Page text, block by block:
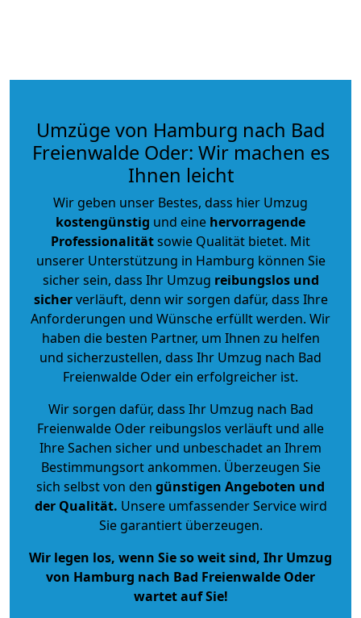
Umzüge von Hamburg nach Bad
Freienwalde Oder: Wir machen es
Ihnen leicht
Wir geben unser Bestes, dass hier Umzug
kostengünstig und eine hervorragende
Professionalitätsowie Qualität bietet. Mit
unserer Unterstützung in Hamburg können Sie
sicher sein, dass Ihr Umzug reibungslos und
sicherverläuft, denn wir sorgen dafür, dass Ihre
Anforderungen und Wünsche erfüllt werden. Wir
haben die besten Partner, um Ihnen zu helfen
und sicherzustellen, dass Ihr Umzug nach Bad
Freienwalde Oder ein erfolgreicher ist.
Wir sorgen dafür, dass Ihr Umzug nach Bad
Freienwalde Oder reibungslos verläuft und alle
Ihre Sachen sicher und unbeschadet an Ihrem
Bestimmungsort ankommen. Überzeugen Sie
sich selbst von den günstigen Angeboten und
der Qualität. Unsere umfassender Service wird
Sie garantiert überzeugen.
Wir legen los, wenn Sie so weit sind, Ihr Umzug
von Hamburg nach Bad Freienwalde Oder
wartet auf Sie!